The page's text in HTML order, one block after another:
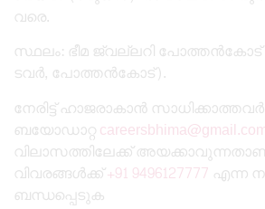
വരെ.
​സ്ഥലം: ഭീമ ജ്വല്ലറി പോത്തൻകോട്
ടവർ, പോത്തൻകോട്).
​നേരിട്ട് ഹാജരാകാൻ
ബയോഡാറ്റ
വിലാസത്തിലേക്ക്
വിവരങ്ങൾക്ക്+91 9496127777 എന്ന
ബന്ധപ്പെടുക